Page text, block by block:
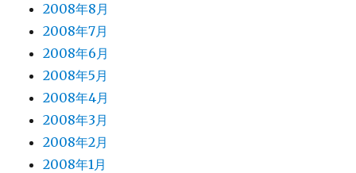
2008年8月
2008年7月
2008年6月
2008年5月
2008年4月
2008年3月
2008年2月
2008年1月